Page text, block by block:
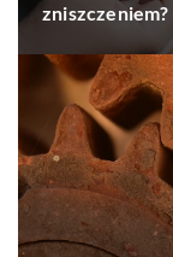
zniszczeniem?